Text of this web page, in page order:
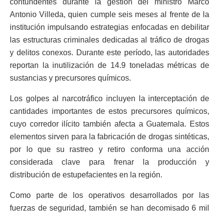
contundentes durante la gestión del ministro Marco
Antonio Villeda, quien cumple seis meses al frente de la
institución impulsando estrategias enfocadas en debilitar
las estructuras criminales dedicadas al tráfico de drogas
y delitos conexos. Durante este período, las autoridades
reportan la inutilización de 14.9 toneladas métricas de
sustancias y precursores químicos.
Los golpes al narcotráfico incluyen la interceptación de
cantidades importantes de estos precursores químicos,
cuyo corredor ilícito también afecta a Guatemala. Estos
elementos sirven para la fabricación de drogas sintéticas,
por lo que su rastreo y retiro conforma una acción
considerada clave para frenar la producción y
distribución de estupefacientes en la región.
Como parte de los operativos desarrollados por las
fuerzas de seguridad, también se han decomisado 6 mil